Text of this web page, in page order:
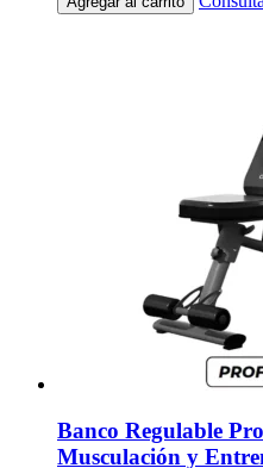
Banco Regulable
Musculación y